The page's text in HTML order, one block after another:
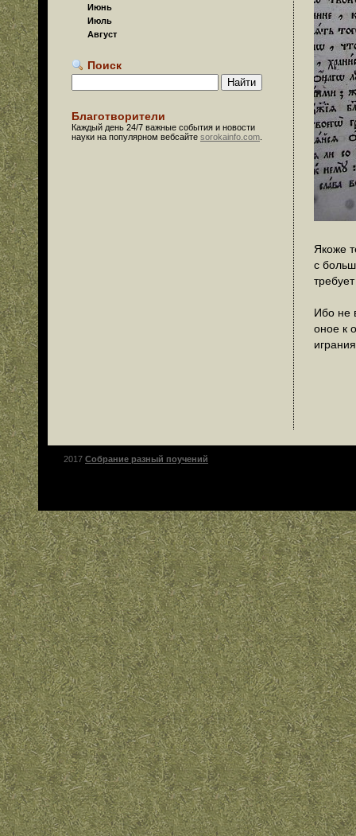
Июнь
Июль
Август
Поиск
Благотворители
Каждый день 24/7 важные события и новости
науки на популярном вебсайте sorokainfo.com
Якоже
с
Ибо не
оное к
2017 Собрание разный поучений